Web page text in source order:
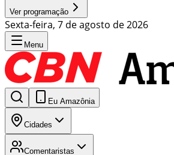
Ver programação
Sexta-feira, 7 de agosto de 2026
Menu
Eu Amazônia
Cidades
Comentaristas